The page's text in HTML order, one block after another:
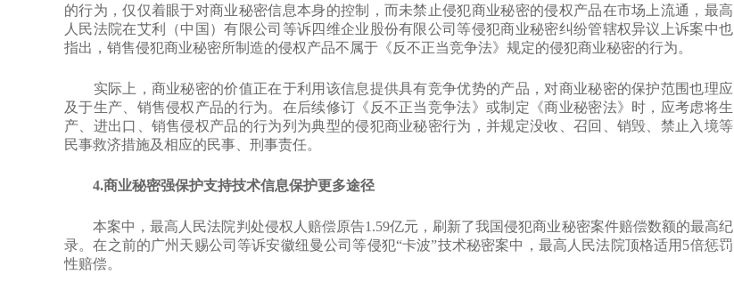
的行为，仅仅着眼于对商业秘密信息本身的控制，而未禁止侵犯商业秘密的侵权产品在市场上流通，最高
人民法院在艾利（中国）有限公司等诉四维企业股份有限公司等侵犯商业秘密纠纷管辖权异议上诉案中也
指出，销售侵犯商业秘密所制造的侵权产品不属于《反不正当竞争法》规定的侵犯商业秘密的行为。
实际上，商业秘密的价值正在于利用该信息提供具有竞争优势的产品，对商业秘密的保护范围也理应
及于生产、销售侵权产品的行为。在后续修订《反不正当竞争法》或制定《商业秘密法》时，应考虑将生
产、进出口、销售侵权产品的行为列为典型的侵犯商业秘密行为，并规定没收、召回、销毁、禁止入境等
民事救济措施及相应的民事、刑事责任。
4.商业秘密强保护支持技术信息保护更多途径
本案中，最高人民法院判处侵权人赔偿原告1.59亿元，刷新了我国侵犯商业秘密案件赔偿数额的最高纪
录。在之前的广州天赐公司等诉安徽纽曼公司等侵犯“卡波”技术秘密案中，最高人民法院顶格适用5倍惩罚
性赔偿。